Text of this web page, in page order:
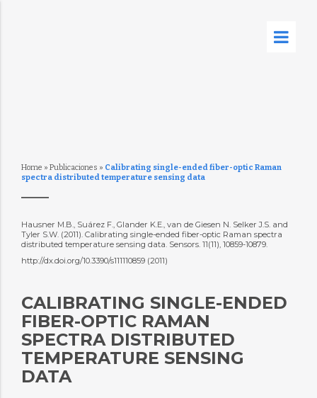
Home » Publicaciones » Calibrating single-ended fiber-optic Raman
spectra distributed temperature sensing data
Hausner M.B., Suárez F., Glander K.E., van de Giesen N. Selker J.S. and
Tyler S.W. (2011). Calibrating single-ended fiber-optic Raman spectra
distributed temperature sensing data. Sensors. 11(11), 10859-10879.
http://dx.doi.org/10.3390/s111110859 (2011)
CALIBRATING SINGLE-ENDED
FIBER-OPTIC RAMAN
SPECTRA DISTRIBUTED
TEMPERATURE SENSING
DATA